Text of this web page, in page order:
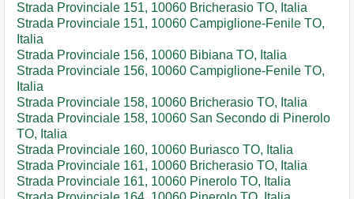
Strada Provinciale 151, 10060 Bricherasio TO, Italia
Strada Provinciale 151, 10060 Campiglione-Fenile TO,
Italia
Strada Provinciale 156, 10060 Bibiana TO, Italia
Strada Provinciale 156, 10060 Campiglione-Fenile TO,
Italia
Strada Provinciale 158, 10060 Bricherasio TO, Italia
Strada Provinciale 158, 10060 San Secondo di Pinerolo
TO, Italia
Strada Provinciale 160, 10060 Buriasco TO, Italia
Strada Provinciale 161, 10060 Bricherasio TO, Italia
Strada Provinciale 161, 10060 Pinerolo TO, Italia